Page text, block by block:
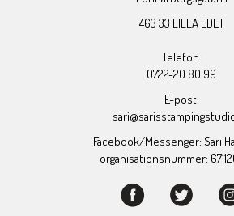
463 33 LILLA EDET
Telefon:
0722-20 80 99
E-post:
Facebook/Messenger: Sari
organisationsnummer: